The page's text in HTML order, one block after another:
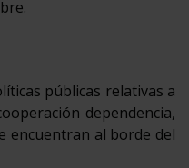
públicas relativas a
dependencia,
encuentran al borde del